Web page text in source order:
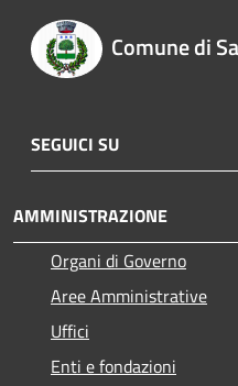
Comune di
SEGUICI SU
AMMINISTRAZIONE
Organi di Governo
Aree Amministrative
Uffici
Enti e fondazioni